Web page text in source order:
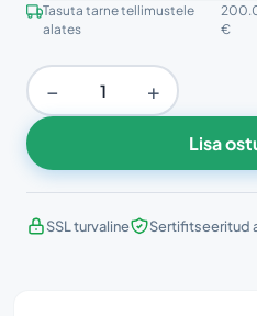
Tasuta tarne tellimustele
alates
€
− +
Lisa
SSL turvaline Sertifitseeritud